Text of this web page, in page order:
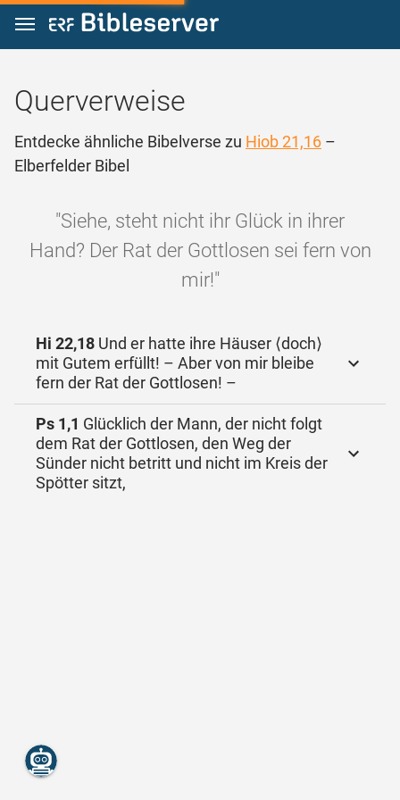
Zum Inhalt springen
Querverweise
Entdecke ähnliche Bibelverse zu Hiob 21,16 –
Elberfelder Bibel
"Siehe, steht nicht ihr Glück in ihrer
Hand? Der Rat der Gottlosen sei fern von
mir!"
Hi 22,18 Und er hatte ihre Häuser ⟨doch⟩
mit Gutem erfüllt! – Aber von mir bleibe
fern der Rat der Gottlosen! –
Ps 1,1 Glücklich der Mann, der nicht folgt
dem Rat der Gottlosen, den Weg der
Sünder nicht betritt und nicht im Kreis der
Spötter sitzt,